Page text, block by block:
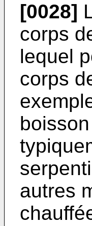
[0028]
corps
lequel
corps
autres